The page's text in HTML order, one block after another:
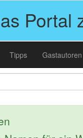
Portal
Tipps Gastautoren